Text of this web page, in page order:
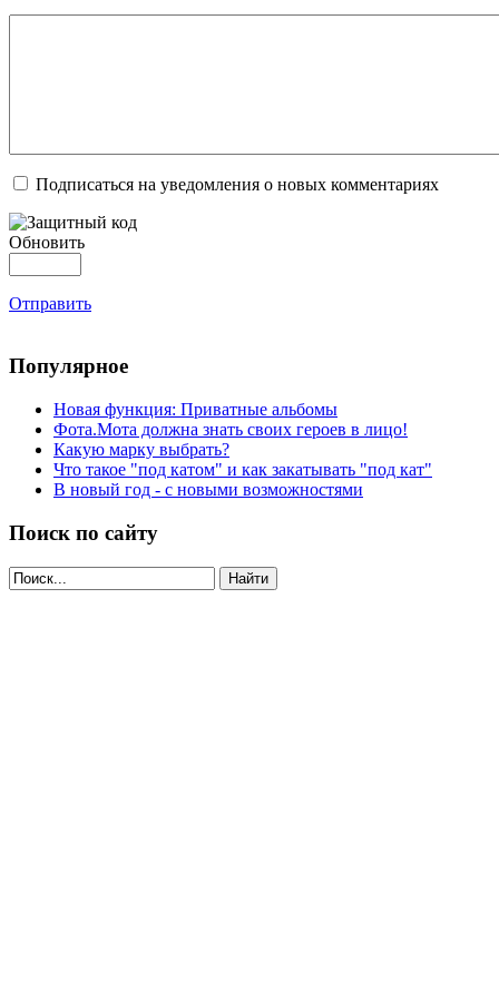
Подписаться на уведомления о новых комментариях
Обновить
Отправить
Популярное
Новая функция: Приватные альбомы
Фота.Мота должна знать своих героев в лицо!
Какую марку выбрать?
Что такое "под катом" и как закатывать "под кат"
В новый год - с новыми возможностями
Поиск по сайту
Найти